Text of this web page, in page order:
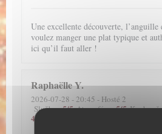
Une excellente découverte,
voulez manger une plat typique et
ici qu’il faut aller !
RaphaëlleY
2026-07-28 - 20:45 - Hosté 2
Služba:5/5 Atmosféra:5/5 Kuchyně
4/5